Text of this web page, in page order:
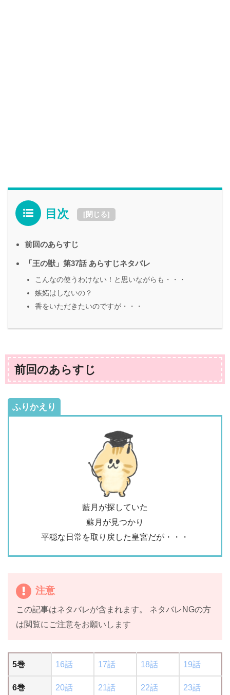
目次 [閉じる]
前回のあらすじ
「王の獣」第37話 あらすじネタバレ
こんなの使うわけない！と思いながらも・・・
嫉妬はしないの？
香をいただきたいのですが・・・
前回のあらすじ
ふりかえり
藍月が探していた
蘇月が見つかり
平穏な日常を取り戻した皇宮だが・・・
注意
この記事はネタバレが含まれます。 ネタバレNGの方
は閲覧にご注意をお願いします
5巻 16話 17話 18話 19話
6巻 20話 21話 22話 23話